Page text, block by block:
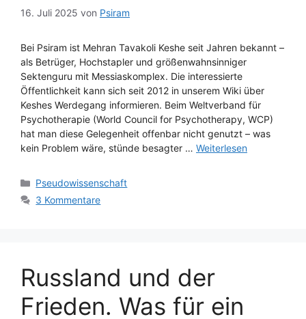
16. Juli 2025 von Psiram
Bei Psiram ist Mehran Tavakoli Keshe seit Jahren bekannt –
als Betrüger, Hochstapler und größenwahnsinniger
Sektenguru mit Messiaskomplex. Die interessierte
Öffentlichkeit kann sich seit 2012 in unserem Wiki über
Keshes Werdegang informieren. Beim Weltverband für
Psychotherapie (World Council for Psychotherapy, WCP)
hat man diese Gelegenheit offenbar nicht genutzt – was
kein Problem wäre, stünde besagter … Weiterlesen
Kategorien
Pseudowissenschaft
3 Kommentare
Russland und der
Frieden. Was für ein